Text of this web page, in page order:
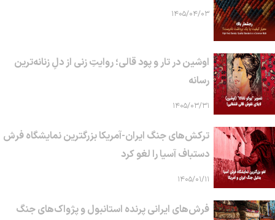
۱۴۰۵/۰۴/۰۳
اوشین در تار و پود قالی؛ روایتِ زنی از دلِ زنانه‌ترین
رسانه
۱۴۰۵/۰۳/۳۱
ترکش‌های جنگ ایران-آمریکا بزرگترین نمایشگاه فرش
دستباف آسیا را لغو کرد
۱۴۰۵/۰۱/۱۱
فرش‌های ایرانی پرنده استانبول و پژواک‌های جنگ